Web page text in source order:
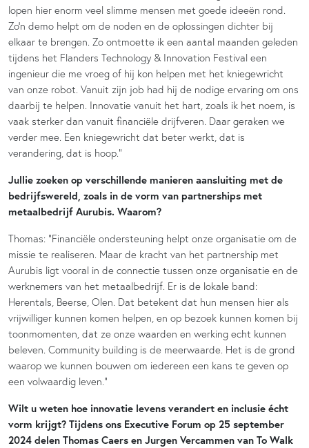
lopen hier enorm veel slimme mensen met goede ideeën rond.
Zo’n demo helpt om de noden en de oplossingen dichter bij
elkaar te brengen. Zo ontmoette ik een aantal maanden geleden
tijdens het Flanders Technology & Innovation Festival een
ingenieur die me vroeg of hij kon helpen met het kniegewricht
van onze robot. Vanuit zijn job had hij de nodige ervaring om ons
daarbij te helpen. Innovatie vanuit het hart, zoals ik het noem, is
vaak sterker dan vanuit financiële drijfveren. Daar geraken we
verder mee. Een kniegewricht dat beter werkt, dat is
verandering, dat is hoop.”
Jullie zoeken op verschillende manieren aansluiting met de
bedrijfswereld, zoals in de vorm van partnerships met
metaalbedrijf Aurubis. Waarom?
Thomas: “Financiële ondersteuning helpt onze organisatie om de
missie te realiseren. Maar de kracht van het partnership met
Aurubis ligt vooral in de connectie tussen onze organisatie en de
werknemers van het metaalbedrijf. Er is de lokale band:
Herentals, Beerse, Olen. Dat betekent dat hun mensen hier als
vrijwilliger kunnen komen helpen, en op bezoek kunnen komen bij
toonmomenten, dat ze onze waarden en werking echt kunnen
beleven. Community building is de meerwaarde. Het is de grond
waarop we kunnen bouwen om iedereen een kans te geven op
een volwaardig leven.”
Wilt u weten hoe innovatie levens verandert en inclusie écht
vorm krijgt? Tijdens ons Executive Forum op 25 september
2024 delen Thomas Caers en Jurgen Vercammen van To Walk